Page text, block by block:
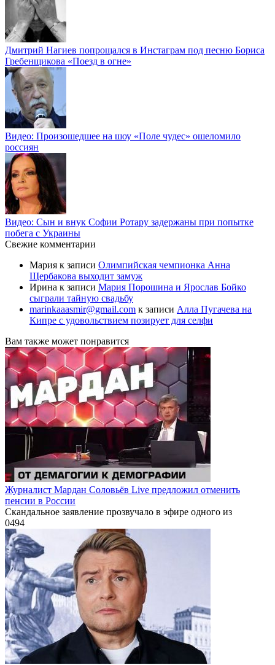
Дмитрий Нагиев попрощался в Инстаграм под песню Бориса
Гребенщикова «Поезд в огне»
Видео: Произошедшее на шоу «Поле чудес» ошеломило
россиян
Видео: Сын и внук Софии Ротару задержаны при попытке
побега с Украины
Свежие комментарии
Мария к записи Олимпийская чемпионка Анна
Щербакова выходит замуж
Ирина к записи Мария Порошина и Ярослав Бойко
сыграли тайную свадьбу
marinkaaasmir@gmail.com к записи Алла Пугачева на
Кипре с удовольствием позирует для селфи
Вам также может понравится
Журналист Мардан Соловьёв Live предложил отменить
пенсии в России
Скандальное заявление прозвучало в эфире одного из
0494